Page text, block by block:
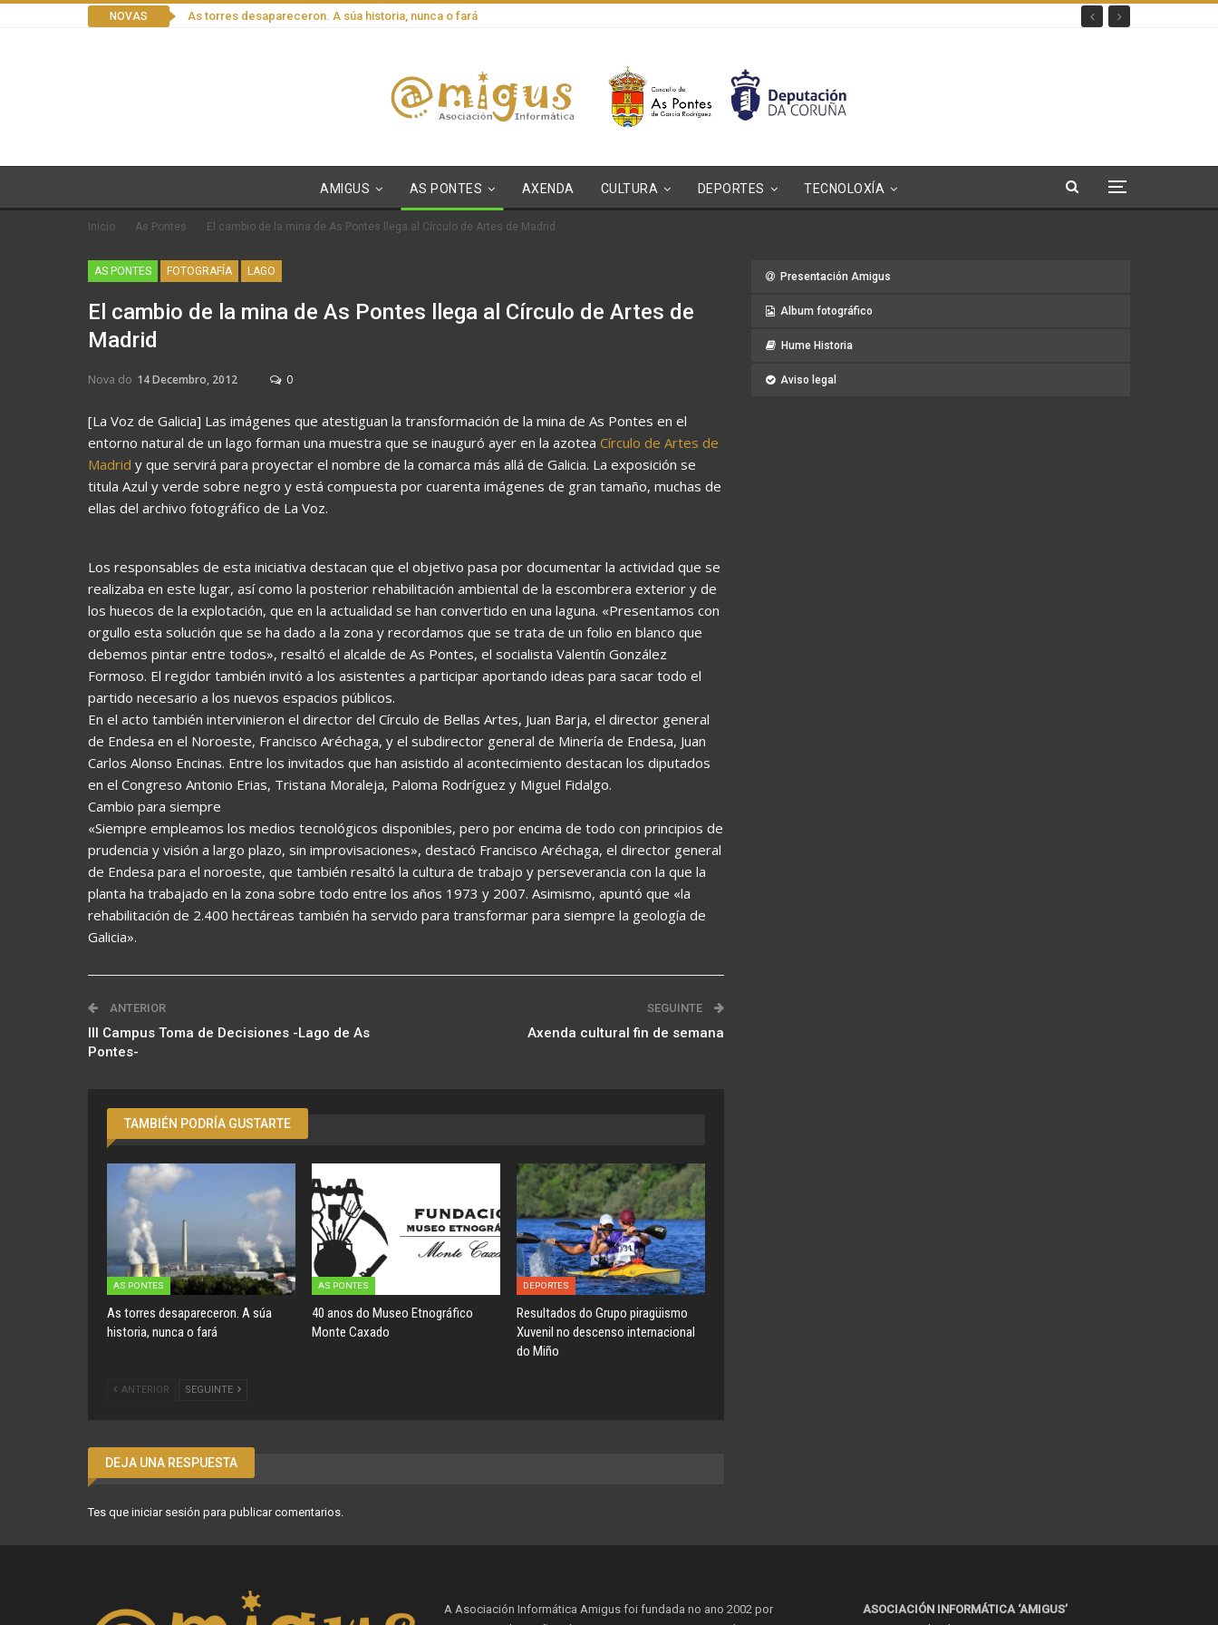
NOVAS As torres desapareceron. A súa historia, nunca o fará
AMIGUS AS PONTES AXENDA CULTURA DEPORTES TECNOLOXÍA
Inicio As Pontes El cambio de la mina de As Pontes llega al Círculo de Artes de Madrid
AS PONTES FOTOGRAFÍA LAGO
El cambio de la mina de As Pontes llega al Círculo de Artes de
Madrid
Nova do 14 Decembro, 2012 0
[La Voz de Galicia] Las imágenes que atestiguan la transformación de la mina de As Pontes en el
entorno natural de un lago forman una muestra que se inauguró ayer en la azotea Círculo de Artes de
Madrid y que servirá para proyectar el nombre de la comarca más allá de Galicia. La exposición se
titula Azul y verde sobre negro y está compuesta por cuarenta imágenes de gran tamaño, muchas de
ellas del archivo fotográfico de La Voz.
Los responsables de esta iniciativa destacan que el objetivo pasa por documentar la actividad que se
realizaba en este lugar, así como la posterior rehabilitación ambiental de la escombrera exterior y de
los huecos de la explotación, que en la actualidad se han convertido en una laguna. «Presentamos con
orgullo esta solución que se ha dado a la zona y recordamos que se trata de un folio en blanco que
debemos pintar entre todos», resaltó el alcalde de As Pontes, el socialista Valentín González
Formoso. El regidor también invitó a los asistentes a participar aportando ideas para sacar todo el
partido necesario a los nuevos espacios públicos.
En el acto también intervinieron el director del Círculo de Bellas Artes, Juan Barja, el director general
de Endesa en el Noroeste, Francisco Aréchaga, y el subdirector general de Minería de Endesa, Juan
Carlos Alonso Encinas. Entre los invitados que han asistido al acontecimiento destacan los diputados
en el Congreso Antonio Erias, Tristana Moraleja, Paloma Rodríguez y Miguel Fidalgo.
Cambio para siempre
«Siempre empleamos los medios tecnológicos disponibles, pero por encima de todo con principios de
prudencia y visión a largo plazo, sin improvisaciones», destacó Francisco Aréchaga, el director general
de Endesa para el noroeste, que también resaltó la cultura de trabajo y perseverancia con la que la
planta ha trabajado en la zona sobre todo entre los años 1973 y 2007. Asimismo, apuntó que «la
rehabilitación de 2.400 hectáreas también ha servido para transformar para siempre la geología de
Galicia».
ANTERIOR
III Campus Toma de Decisiones -Lago de As
Pontes-
SEGUINTE
Axenda cultural fin de semana
TAMBIÉN PODRÍA GUSTARTE
AS PONTES
As torres desapareceron. A súa
historia, nunca o fará
AS PONTES
40 anos do Museo Etnográfico
Monte Caxado
DEPORTES
Resultados do Grupo piragüismo
Xuvenil no descenso internacional
do Miño
ANTERIOR SEGUINTE
DEJA UNA RESPUESTA
Tes que iniciar sesión para publicar comentarios.
Presentación Amigus
Album fotográfico
Hume Historia
Aviso legal
A Asociación Informática Amigus foi fundada no ano 2002 por
ASOCIACIÓN INFORMÁTICA ‘AMIGUS’